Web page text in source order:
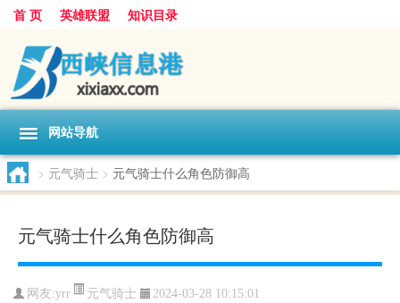
首 页 英雄联盟 知识目录
网站导航
> 元气骑士 > 元气骑士什么角色防御高
元气骑士什么角色防御高
网友:yrr 元气骑士 2024-03-28 10:15:01